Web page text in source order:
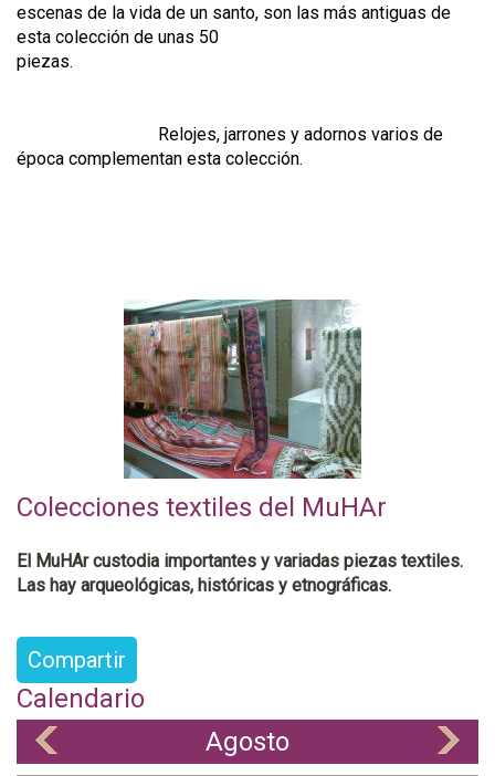
escenas de la vida de un santo, son las más antiguas de
esta colección de unas 50
piezas.
Relojes, jarrones y adornos varios de
época complementan esta colección.
Colecciones textiles del MuHAr
El MuHAr custodia importantes y variadas piezas textiles.
Las hay arqueológicas, históricas y etnográficas.
Compartir
Calendario
Agosto